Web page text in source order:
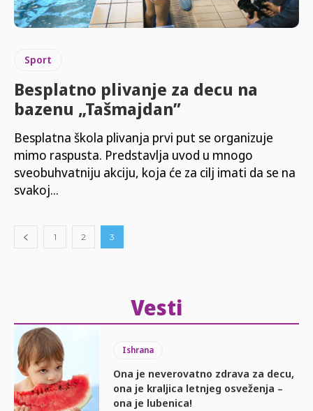
Sport
Besplatno plivanje za decu na
bazenu „Tašmajdan”
Besplatna škola plivanja prvi put se organizuje
mimo raspusta. Predstavlja uvod u mnogo
sveobuhvatniju akciju, koja će za cilj imati da se na
svakoj...
1 2 3
Vesti
Ishrana
Ona je neverovatno zdrava za decu,
ona je kraljica letnjeg osveženja –
ona je lubenica!